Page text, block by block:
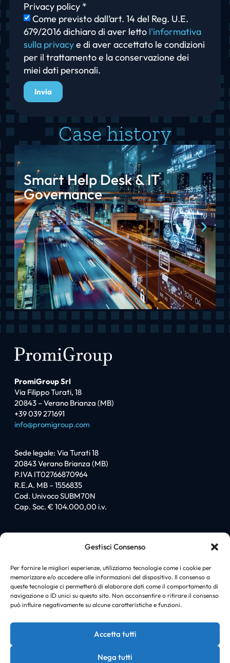
Gestisci Consenso
Per fornire le migliori esperienze, utilizziamo tecnologie come i cookie per
memorizzare e/o accedere alle informazioni del dispositivo. Il consenso a
queste tecnologie ci permetterà di elaborare dati come il comportamento di
navigazione o ID unici su questo sito. Non acconsentire o ritirare il consenso
può influire negativamente su alcune caratteristiche e funzioni.
Accetta tutti
Nega tutti
Privacy policy *
Come previsto dall’art. 14 del Reg. U.E.
679/2016 dichiaro di aver letto l'informativa
sulla privacye di aver accettato le condizioni
per il trattamento e la conservazione dei
miei dati personali.
Invia
Case history
Smart Help Desk & IT
Governance
PromiGroup Srl
Via Filippo Turati, 18
20843 – Verano Brianza (MB)
+39 039 271691
info@promigroup.com
Sede legale: Via Turati 18
20843 Verano Brianza (MB)
P.IVA IT02766870964
R.E.A. MB – 1556835
Cod. Univoco SUBM70N
Cap. Soc. € 104.000,00 i.v.
Sitemap
Chi siamo
I love PromiGroup
Certificazioni
Soluzioni